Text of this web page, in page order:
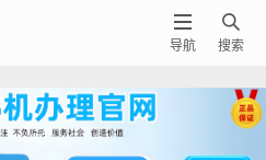

搜索

导航